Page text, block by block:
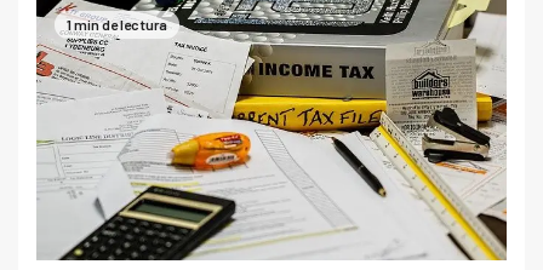
1 min de lectura